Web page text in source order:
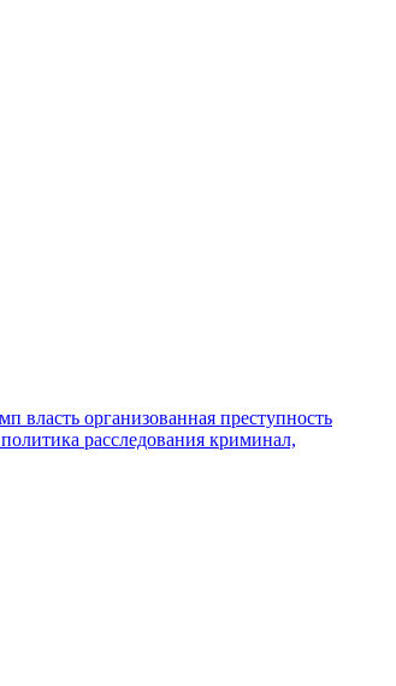
власть организованная преступность
расследования криминал,